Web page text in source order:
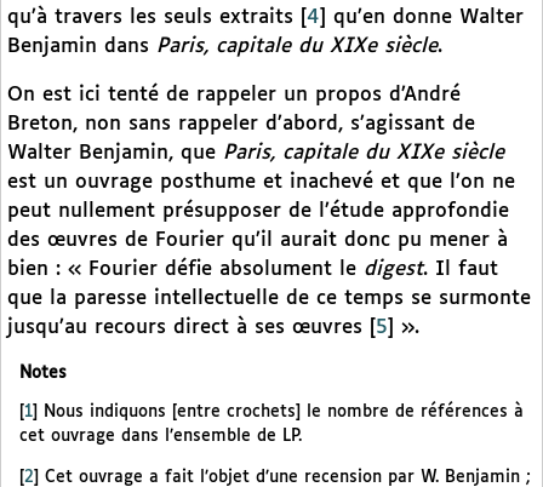
qu’à travers les seuls extraits
4
qu’en donne Walter
Benjamin dans Paris, capitale du XIXe siècle.
On est ici tenté de rappeler un propos d’André
Breton, non sans rappeler d’abord, s’agissant de
Walter Benjamin, que Paris, capitale du XIXe siècle
est un ouvrage posthume et inachevé et que l’on ne
peut nullement présupposer de l’étude approfondie
des œuvres de Fourier qu’il aurait donc pu mener à
bien : « Fourier défie absolument le digest. Il faut
que la paresse intellectuelle de ce temps se surmonte
jusqu’au recours direct à ses œuvres
5 ».
Notes
1
Nous indiquons [entre crochets] le nombre de références à
cet ouvrage dans l’ensemble de LP.
[2] Cet ouvrage a fait l’objet d’une recension par W. Benjamin ;